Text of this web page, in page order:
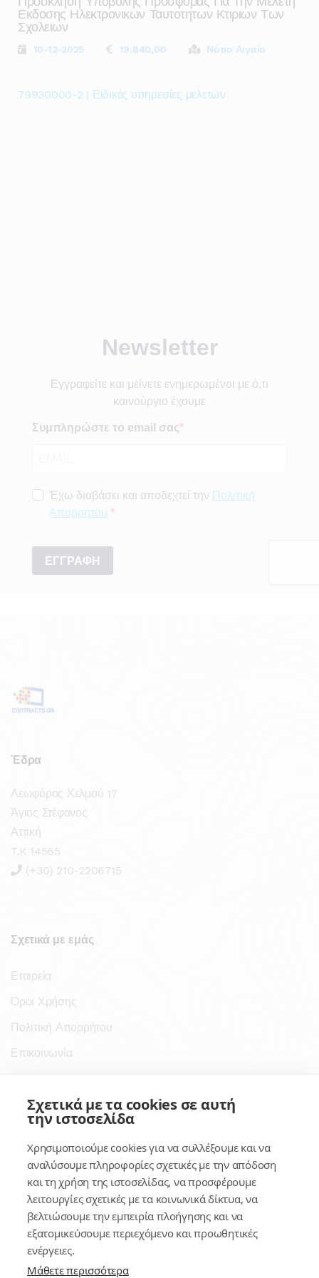
Εκδοσης Ηλεκτρονικων Ταυτοτητων Κτιριων Των
Σχολειων
10-12-2025 19.840,00 Νότιο Αιγαίο
79930000-2 | Ειδικές υπηρεσίες μελετών
Έδρα
Λεωφόρος Χελμού 17
Άγιος Στέφανος
Αττική
T.K 14565
(+30) 210-2206715
Σχετικά με εμάς
Εταιρεία
Όροι Χρήσης
Πολιτική Απορρήτου
Επικοινωνία
Σύνδεσμοι
Κέντρο Γνώσης
Πλατφόρμα
Εγγραφή
Για δημοσίους υπαλλήλους
Σχετικά με τα cookies σε αυτή
την ιστοσελίδα
Χρησιμοποιούμε cookies για να συλλέξουμε και να
αναλύσουμε πληροφορίες σχετικές με την απόδοση
και τη χρήση της ιστοσελίδας, να προσφέρουμε
λειτουργίες σχετικές με τα κοινωνικά δίκτυα, να
βελτιώσουμε την εμπειρία πλοήγησης και να
εξατομικεύσουμε περιεχόμενο και προωθητικές
ενέργειες.
Μάθετε περισσότερα